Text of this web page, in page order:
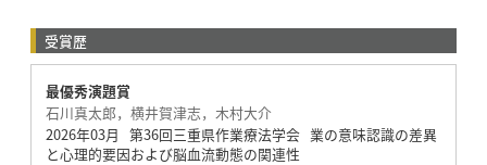
受賞歴
最優秀演題賞
石川真太郎，横井賀津志，木村大介
2026年03月 第36回三重県作業療法学会 業の意味認識の差異
と心理的要因および脳血流動態の関連性